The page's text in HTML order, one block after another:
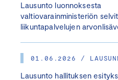
Lausunto luonnoksesta
valtiovarainministeriön
liikuntapalvelujen
01.06.2026 /
Lausunto hallituksen